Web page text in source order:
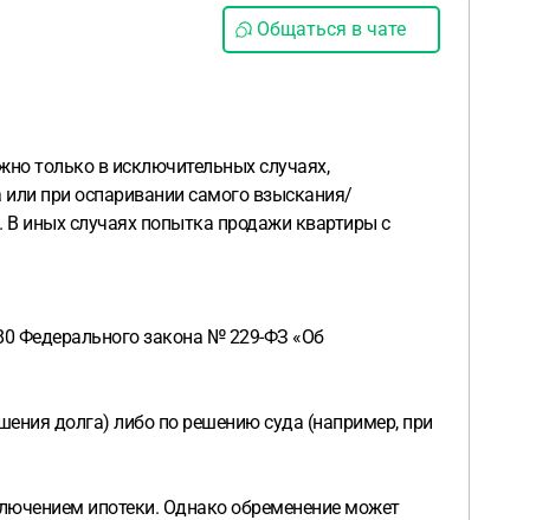
Общаться в чате
только в исключительных случаях,
или при оспаривании самого взыскания/
иных случаях попытка продажи квартиры с
Федерального закона № 229-ФЗ «Об
долга) либо по решению суда (например, при
ипотеки. Однако обременение может